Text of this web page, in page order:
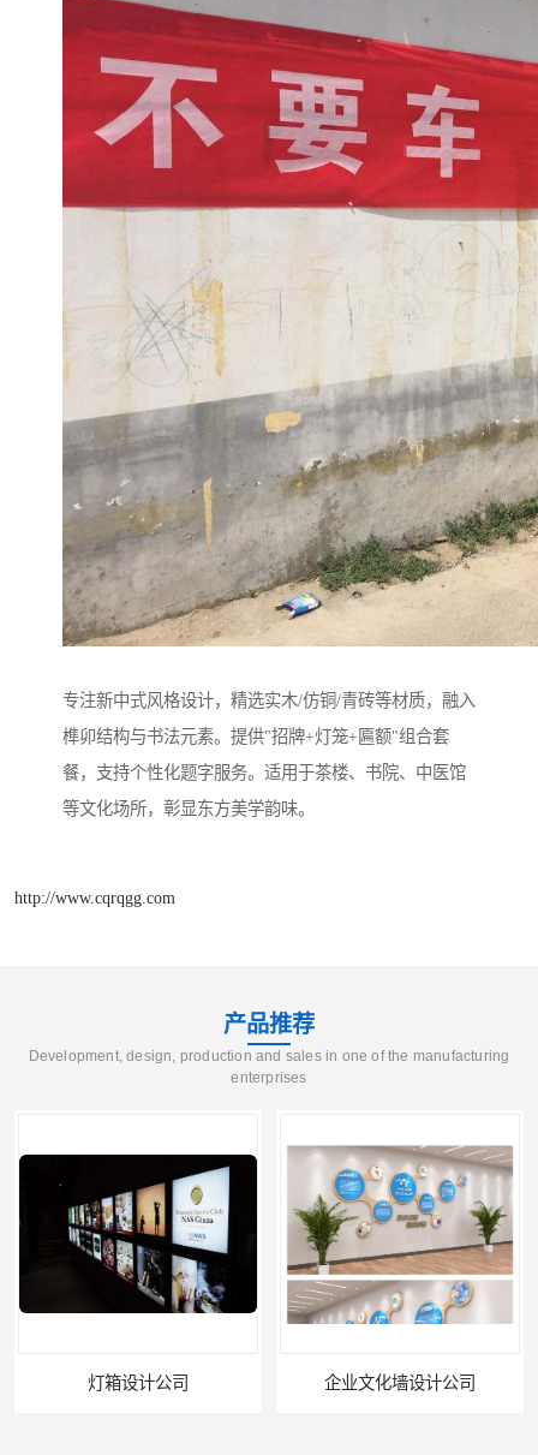
专注新中式风格设计，精选实木/仿铜/青砖等材质，融入
榫卯结构与书法元素。提供"招牌+灯笼+匾额"组合套
餐，支持个性化题字服务。适用于茶楼、书院、中医馆
等文化场所，彰显东方美学韵味。
http://www.cqrqgg.com
产品推荐
Development, design, production and sales in one of the manufacturing
enterprises
灯箱设计公司 企业文化墙设计公司